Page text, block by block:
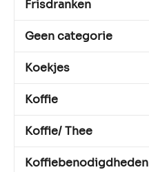
Frisdranken
Geen categorie
Koekjes
Koffie
Koffie/ Thee
Koffiebenodigdheden